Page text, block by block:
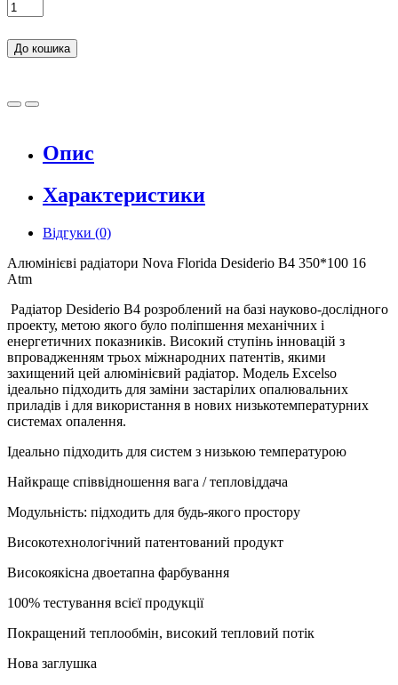
До кошика
Опис
Характеристики
Відгуки (0)
Алюмінієві радіатори Nova Florida Desiderio B4 350*100 16
Atm
Радіатор Desiderio B4 розроблений на базі науково-дослідного
проекту, метою якого було поліпшення механічних і
енергетичних показників. Високий ступінь інновацій з
впровадженням трьох міжнародних патентів, якими
захищений цей алюмінієвий радіатор. Модель Excelso
ідеально підходить для заміни застарілих опалювальних
приладів і для використання в нових низькотемпературних
системах опалення.
Ідеально підходить для систем з низькою температурою
Найкраще співвідношення вага / тепловіддача
Модульність: підходить для будь-якого простору
Високотехнологічний патентований продукт
Високоякісна двоетапна фарбування
100% тестування всієї продукції
Покращений теплообмін, високий тепловий потік
Нова заглушка